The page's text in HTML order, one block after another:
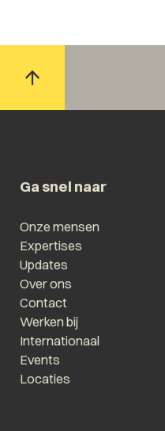
Ga snel naar
Onze mensen
Expertises
Updates
Over ons
Contact
Werken bij
Internationaal
Events
Locaties